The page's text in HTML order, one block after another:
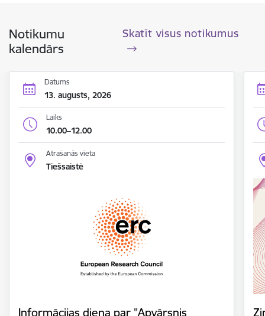
Notikumu
kalendārs
Skatīt visus notikumus
Datums
13. augusts, 2026
Laiks
10.00–12.00
Atrašanās vieta
Tiešsaistē
Informācijas diena par "Apvārsnis